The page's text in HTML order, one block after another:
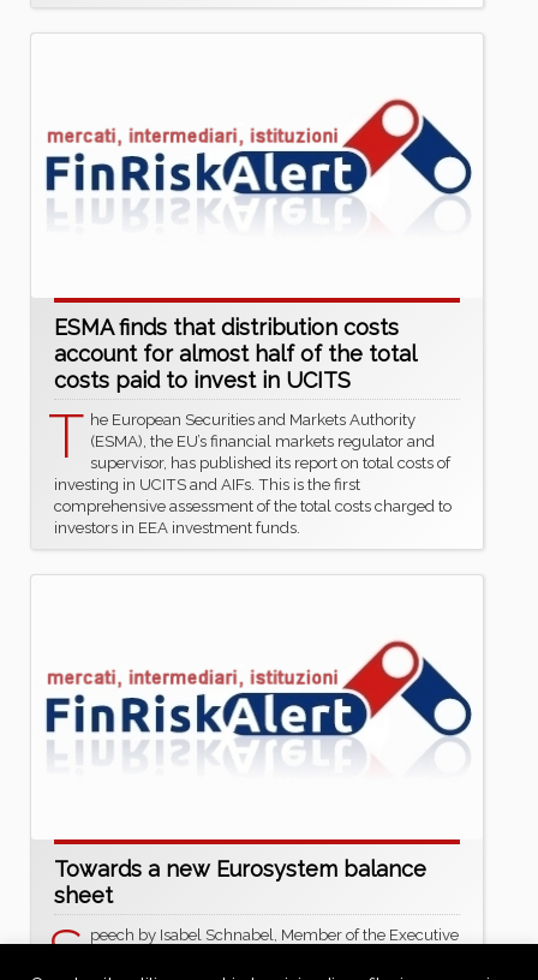
ESMA finds that distribution costs
account for almost half of the total
costs paid to invest in UCITS
T he European Securities and Markets Authority
(ESMA), the EU’s financial markets regulator and
supervisor, has published its report on total costs of
investing in UCITS and AIFs. This is the first
comprehensive assessment of the total costs charged to
investors in EEA investment funds.
Towards a new Eurosystem balance
sheet
S peech by Isabel Schnabel, Member of the Executive